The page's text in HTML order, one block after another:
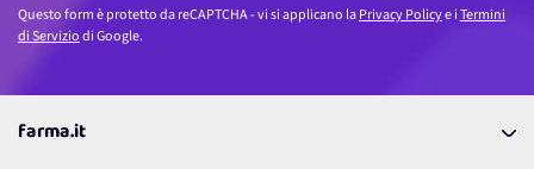
Questo form è protetto da reCAPTCHA - vi si applicano laPrivacy Policye iTermini
di Serviziodi Google.
farma.it